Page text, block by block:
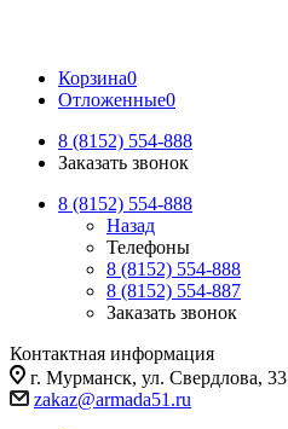
Корзина0
Отложенные0
8 (8152) 554-888
Заказать звонок
8 (8152) 554-888
Назад
Телефоны
8 (8152) 554-888
8 (8152) 554-887
Заказать звонок
Контактная информация
г. Мурманск, ул. Свердлова, 33
zakaz@armada51.ru